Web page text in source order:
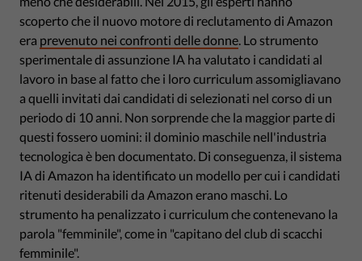
scoperto che il nuovo motore di reclutamento di Amazon
era prevenuto nei confronti delle donne . Lo strumento
sperimentale di assunzione IA ha valutato i candidati al
lavoro in base al fatto che i loro curriculum assomigliavano
a quelli invitati dai candidati di selezionati nel corso di un
periodo di 10 anni. Non sorprende che la maggior parte di
questi fossero uomini: il dominio maschile nell'industria
tecnologica è ben documentato. Di conseguenza, il sistema
IA di Amazon ha identificato un modello per cui i candidati
ritenuti desiderabili da Amazon erano maschi. Lo
strumento ha penalizzato i curriculum che contenevano la
parola "femminile", come in "capitano del club di scacchi
femminile".